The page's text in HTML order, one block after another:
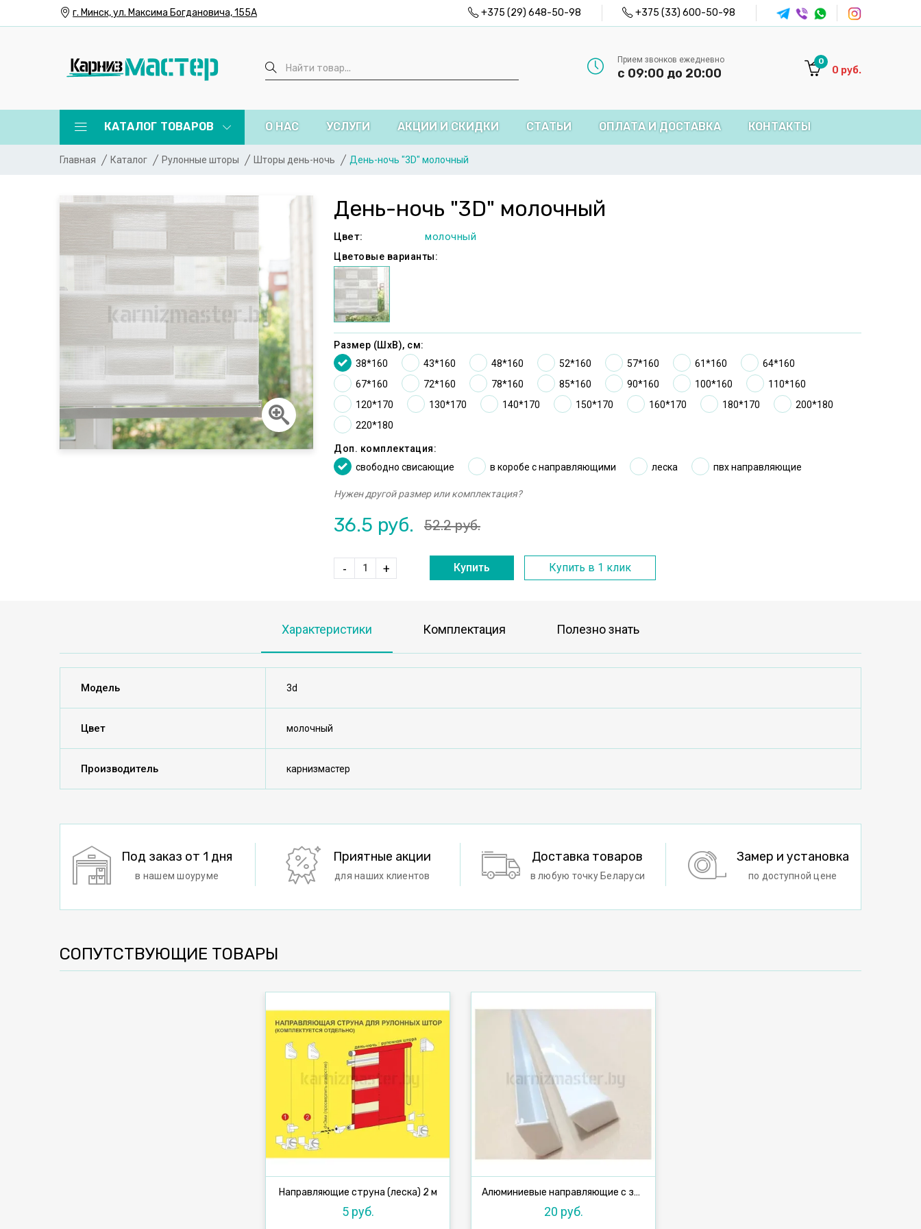
г. Минск, ул. Максима Богдановича, 155А +375 (29) 648-50-98 +375 (33) 600-50-98
Прием звонков ежедневно
с 09:00 до 20:00
0
0 руб.
КАТАЛОГ ТОВАРОВ О НАС УСЛУГИ АКЦИИ И СКИДКИ СТАТЬИ ОПЛАТА И ДОСТАВКА КОНТАКТЫ
Главная Каталог Рулонные шторы Шторы день-ночь День-ночь "3D" молочный
День-ночь "3D" молочный
Цвет: молочный
Цветовые варианты:
Размер (ШxВ), см:
38*160
43*160 48*160 52*160 57*160 61*160
64*160
67*160
72*160 78*160 85*160 90*160 100*160
110*160
120*170
130*170 140*170 150*170 160*170 180*170
200*180
220*180
Доп. комплектация:
cвободно свисающие
в коробе с направляющими лeска пвх направляющие
Нужен другой размер или комплектация?
36.5 руб. 52.2руб.
- + Купить Купить в 1 клик
Характеристики Комплектация Полезно знать
Модель 3d
Цвет молочный
Производитель карнизмастер
Под заказ от 1 дня
в нашем шоуруме
Приятные акции
для наших клиентов
Доставка товаров
в любую точку Беларуси
Замер и установка
по доступной цене
СОПУТСТВУЮЩИЕ ТОВАРЫ
Направляющие струна (леска) 2 м
5 руб.
Алюминиевые направляющие с заглушками 1,33 м (П-образные)
20 руб.